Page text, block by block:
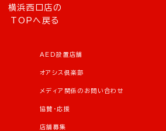
横浜西口店の
TOPへ戻る
AED設置店舗
オアシス倶楽部
メディア関係のお問い合わせ
協賛・応援
店舗募集